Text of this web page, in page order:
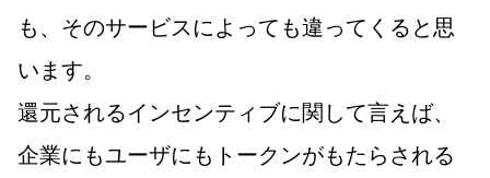
も、そのサービスによっても違ってくると思
います。
還元されるインセンティブに関して言えば、
企業にもユーザにもトークンがもたらされる